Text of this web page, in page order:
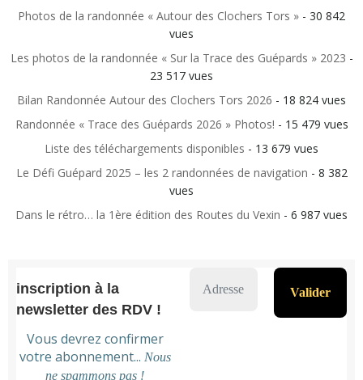
Photos de la randonnée « Autour des Clochers Tors » - 30 842
vues
Les photos de la randonnée « Sur la Trace des Guépards » 2023 -
23 517 vues
Bilan Randonnée Autour des Clochers Tors 2026 - 18 824 vues
Randonnée « Trace des Guépards 2026 » Photos! - 15 479 vues
Liste des téléchargements disponibles - 13 679 vues
Le Défi Guépard 2025 – les 2 randonnées de navigation - 8 382
vues
Dans le rétro… la 1ère édition des Routes du Vexin - 6 987 vues
inscription à la
newsletter des RDV !
Vous devrez confirmer
votre abonnement... Nous
ne spammons pas !